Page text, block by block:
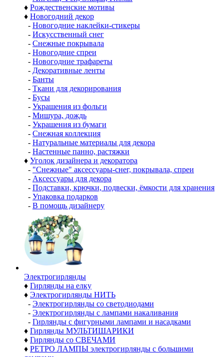
♦ Рождественские мотивы
♦ Новогодний декор
- Новогодние наклейки-стикеры
- Искусственный снег
- Снежные покрывала
- Новогодние спреи
- Новогодние трафареты
- Декоративные ленты
- Банты
- Ткани для декорирования
- Бусы
- Украшения из фольги
- Мишура, дождь
- Украшения из бумаги
- Снежная коллекция
- Натуральные материалы для декора
- Настенные панно, растяжки
♦ Уголок дизайнера и декоратора
- "Снежные" аксессуары-снег, покрывала, спреи
- Аксессуары для декора
- Подставки, крючки, подвески, ёмкости для хранения
- Упаковка подарков
- В помощь дизайнеру
Электро­гирлянды
♦ Гирлянды на елку
♦ Электрогирлянды НИТЬ
- Электрогирлянды со светодиодами
- Электрогирлянды с лампами накаливания
- Гирлянды с фигурными лампами и насадками
♦ Гирлянды МУЛЬТИШАРИКИ
♦ Гирлянды со СВЕЧАМИ
♦ РЕТРО ЛАМПЫ электрогирлянды с большими